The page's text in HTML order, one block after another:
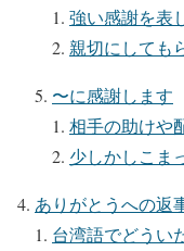
強い感謝を表
親切にしても
〜に感謝します
相手の助けや
少しかしこま
ありがとうへの返
台湾語でどうい